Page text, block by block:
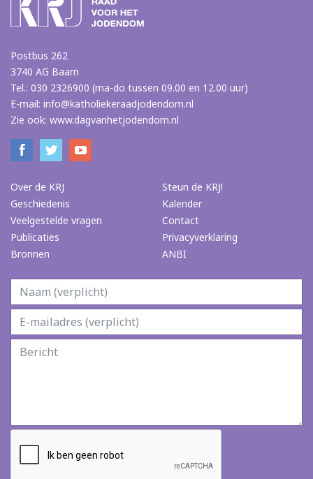
Postbus 262
3740 AG Baarn
Tel.: 030 2326900 (ma-do tussen 09.00 en 12.00 uur)
E-mail: info@katholiekeraadjodendom.nl
Zie ook: www.dagvanhetjodendom.nl
Over de KRJ
Geschiedenis
Veelgestelde vragen
Publicaties
Bronnen
Steun de KRJ!
Kalender
Contact
Privacyverklaring
ANBI